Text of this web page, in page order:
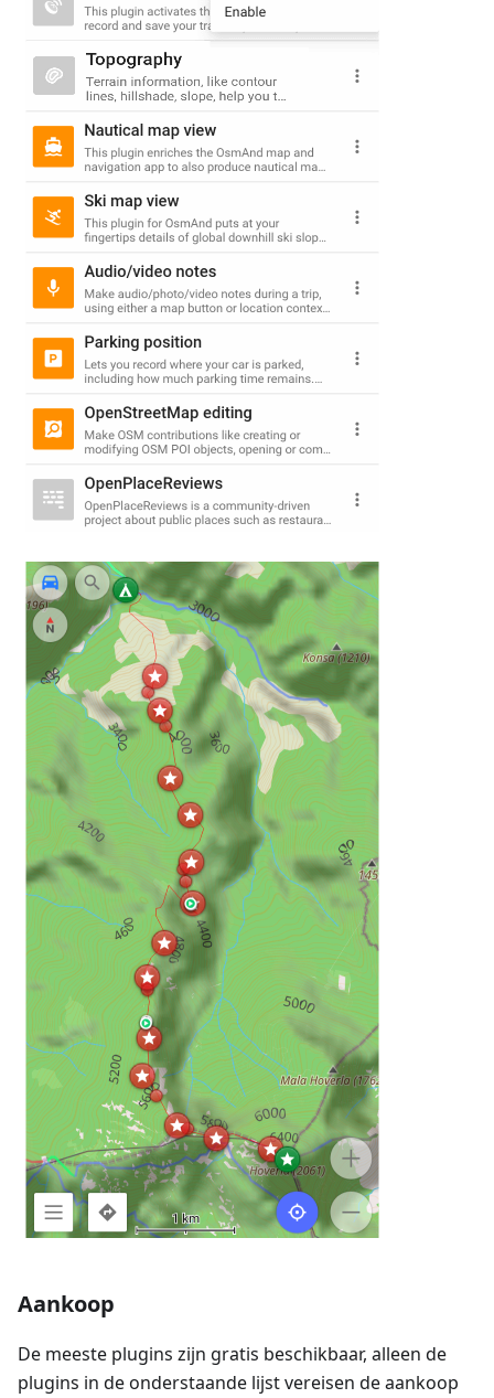
Aankoop
De meeste plugins zijn gratis beschikbaar, alleen de
plugins in de onderstaande lijst vereisen de aankoop